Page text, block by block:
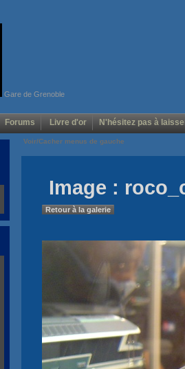
Gare de Grenoble
Forums Livre d'or N'hésitez pas à
Voir/Cacher menus de gauche
Image :
Retour à la galerie